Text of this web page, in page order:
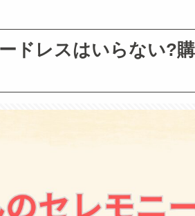
ドレスはいらない?